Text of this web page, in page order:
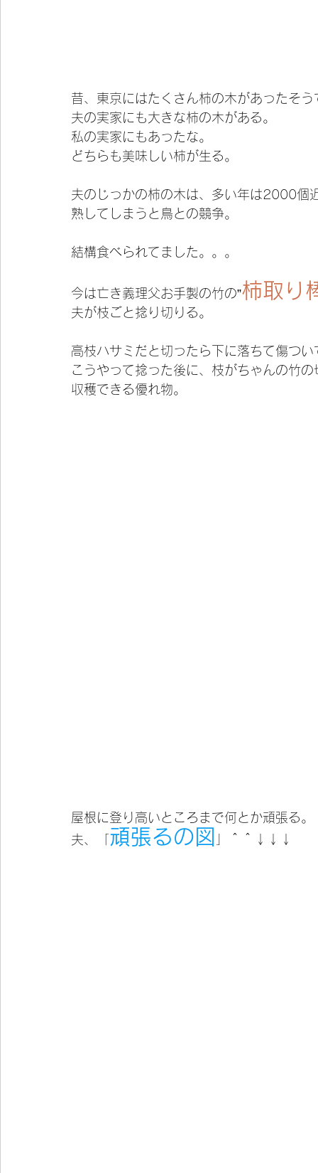
昔、東京にはたくさん柿の木があったそう
夫の実家にも大きな柿の木がある。
私の実家にもあったな。
どちらも美味しい柿が生る。
夫のじっかの柿の木は、多い年は2000個
熟してしまうと鳥との競争。
結構食べられてました。。。
今は亡き義理父お手製の竹の”柿取り
夫が枝ごと捻り切りる。
高枝ハサミだと切ったら下に落ちて傷つい
こうやって捻った後に、枝がちゃんの竹
収穫できる優れ物。
屋根に登り高いところまで何とか頑張る。
夫、「 頑張るの図 」＾＾↓↓↓